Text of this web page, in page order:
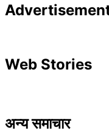
Web Stories
अन्य समाचार